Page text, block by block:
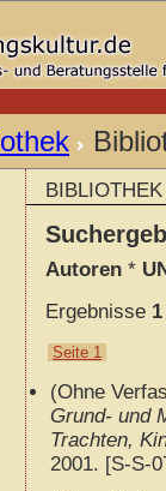
Autoren *
Ergebnisse
Seite 1
(Ohne
Grund- und
Trachten,
2001. [S-S-